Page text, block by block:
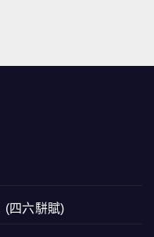
(四六駢賦)